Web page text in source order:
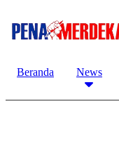
Beranda News